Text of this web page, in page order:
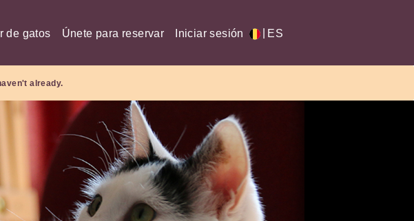
de gatos Únete para reservar Iniciar sesión ES
already.